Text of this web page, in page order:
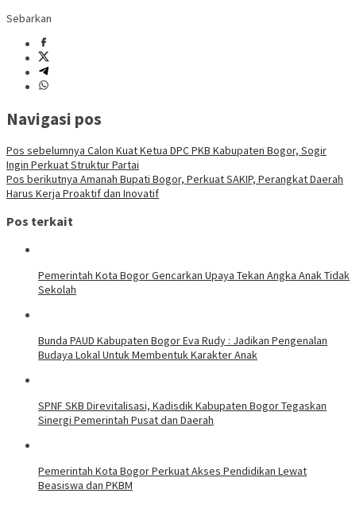
Sebarkan
Navigasi pos
Pos sebelumnya Calon Kuat Ketua DPC PKB Kabupaten Bogor, Sogir
Ingin Perkuat Struktur Partai
Pos berikutnya Amanah Bupati Bogor, Perkuat SAKIP, Perangkat Daerah
Harus Kerja Proaktif dan Inovatif
Pos terkait
Pemerintah Kota Bogor Gencarkan Upaya Tekan Angka Anak Tidak
Sekolah
Bunda PAUD Kabupaten Bogor Eva Rudy : Jadikan Pengenalan
Budaya Lokal Untuk Membentuk Karakter Anak
SPNF SKB Direvitalisasi, Kadisdik Kabupaten Bogor Tegaskan
Sinergi Pemerintah Pusat dan Daerah
Pemerintah Kota Bogor Perkuat Akses Pendidikan Lewat
Beasiswa dan PKBM